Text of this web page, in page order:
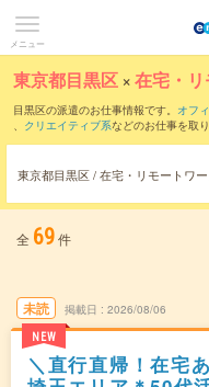
メニュー
東京都目黒区 ×在宅・
目黒区の派遣のお仕事情報です。 オフ
、 クリエイティブ系などのお仕事を取
東京都目黒区 / 在宅・リモートワー
全 69件
未読
NEW
掲載日 2026/08/06
＼直行直帰！在宅